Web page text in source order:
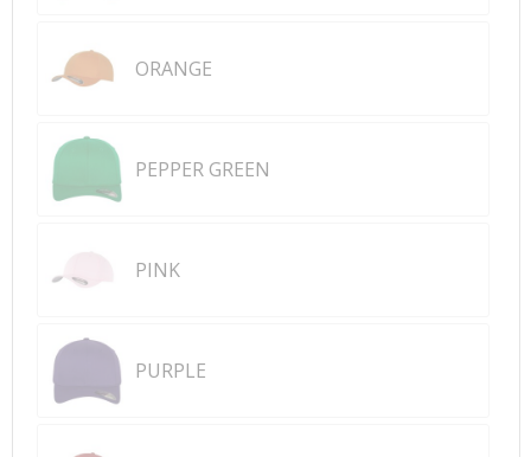
ORANGE
PEPPER GREEN
PINK
PURPLE